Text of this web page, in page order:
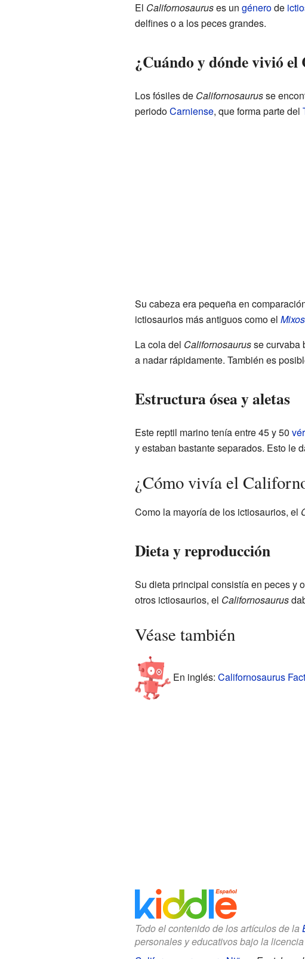
El Californosauruses un génerode
delfines o a los peces grandes.
¿Cuándo y dónde vivió
Los fósiles de Californosaurusse
periodoCarniense, que forma parte del
Su cabeza era pequeña en
ictiosaurios más antiguos como el
La cola del Californosaurusse curvaba
a nadar rápidamente. También es
Estructura ósea y aletas
Este reptil marino tenía entre 45 y 50
y estaban bastante separados. Esto le
¿Cómo vivía el
Como la mayoría de los ictiosaurios, el
Dieta y reproducción
Su dieta principal consistía en peces y
otros ictiosaurios, el Californosaurus
Véase también
En inglés: Californosaurus
Todo el contenido de los artículos de la
personales y educativos bajo la